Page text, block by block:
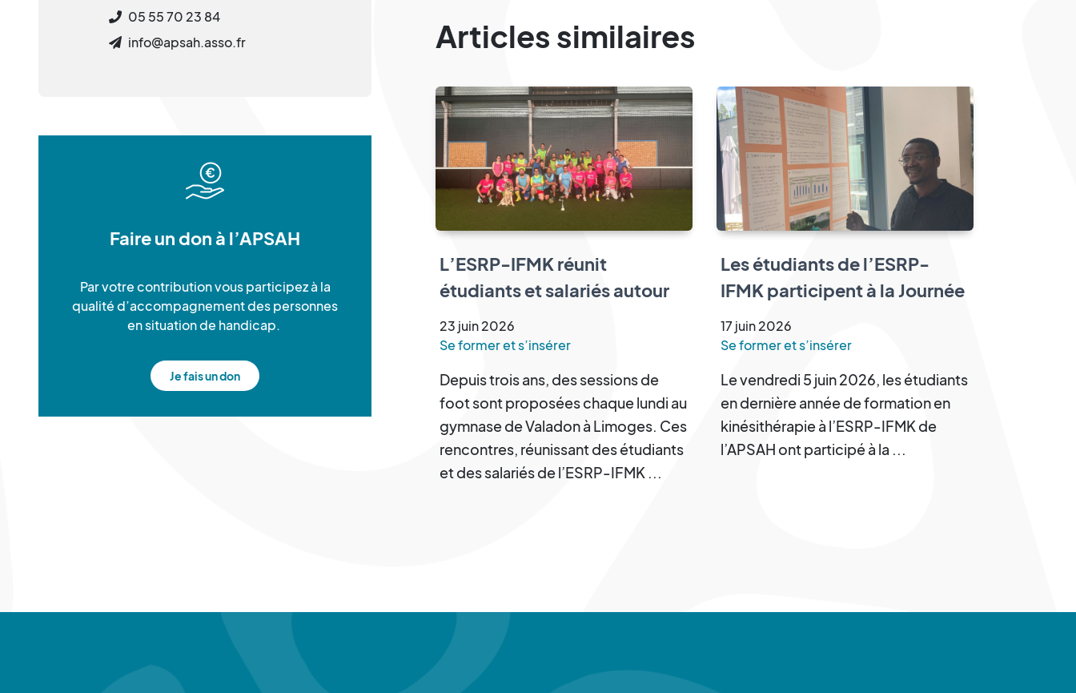
Articles similaires
L’ESRP-IFMK réunit
étudiants et salariés autour
d’un tournoi de cécifoot
23 juin2026
Se former et s’insérer
Depuis trois ans, des sessions de
foot sont proposées chaque lundi au
gymnase de Valadon à Limoges. Ces
rencontres, réunissant des étudiants
et des salariés de l’ESRP-IFMK ...
Les étudiants de l’ESRP-
IFMK participent à la Journée
Scientifique des Sciences de
la Réadaptation
17juin2026
Se former et s’insérer
Le vendredi 5 juin 2026, les étudiants
en dernière année de formation en
kinésithérapie à l’ESRP-IFMK de
l’APSAH ont participé à la ...
05 55 70 23 84
info@apsah.asso.fr
Faire un don à l’APSAH
Par votre contribution vous participez à la
qualité d’accompagnement des personnes
en situation de handicap.
Je fais un don